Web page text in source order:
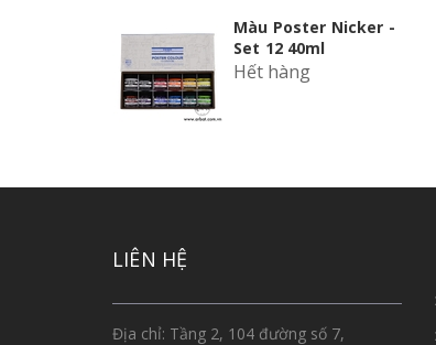
Màu Poster Nicker -
Set 12 40ml
Hết hàng
LIÊN HỆ
Địa chỉ: Tầng 2, 104 đường số 7,